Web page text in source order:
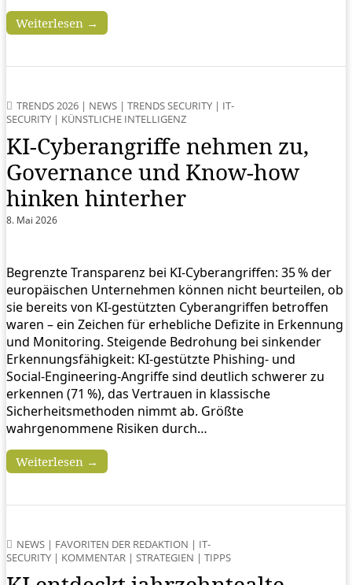
Weiterlesen →
TRENDS 2026 | NEWS | TRENDS SECURITY | IT-
SECURITY | KÜNSTLICHE INTELLIGENZ
KI‑Cyberangriffe nehmen zu,
Governance und Know-how
hinken hinterher
8. Mai 2026
Begrenzte Transparenz bei KI‑Cyberangriffen: 35 % der
europäischen Unternehmen können nicht beurteilen, ob
sie bereits von KI‑gestützten Cyberangriffen betroffen
waren – ein Zeichen für erhebliche Defizite in Erkennung
und Monitoring. Steigende Bedrohung bei sinkender
Erkennungsfähigkeit: KI‑gestützte Phishing‑ und
Social‑Engineering‑Angriffe sind deutlich schwerer zu
erkennen (71 %), das Vertrauen in klassische
Sicherheitsmethoden nimmt ab. Größte
wahrgenommene Risiken durch…
Weiterlesen →
NEWS | FAVORITEN DER REDAKTION | IT-
SECURITY | KOMMENTAR | STRATEGIEN | TIPPS